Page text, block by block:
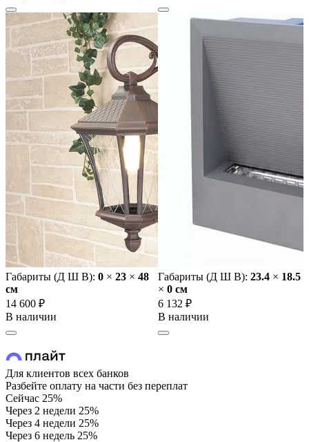
Габариты (Д Ш В): 0 × 23 × 48
cм
14 600 ₽
В наличии
Габариты (Д Ш В): 23.4 × 18.5
× 0 cм
6 132 ₽
В наличии
Для клиентов всех банков
Разбейте оплату на части без переплат
Сейчас 25%
Через 2 недели 25%
Через 4 недели 25%
Через 6 недель 25%